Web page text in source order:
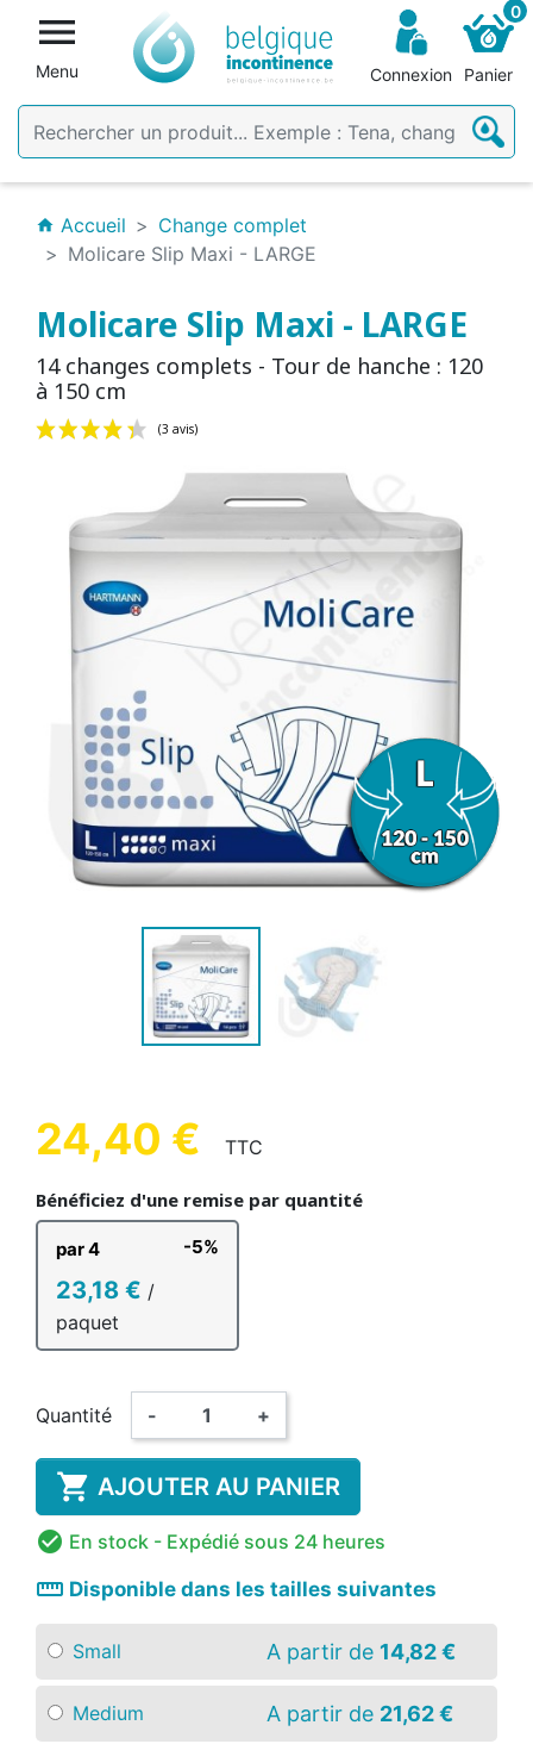

Menu Connexion
0
Panier
home Accueil
Change complet
Molicare Slip Maxi - LARGE
Molicare Slip Maxi - LARGE
14 changes complets - Tour de hanche : 120
à 150 cm
(3 avis)
24,40 € TTC
Bénéficiez d'une remise par quantité
par 4 -5%
23,18 € /
paquet
Quantité - +
 AJOUTER AU PANIER
 En stock - Expédié sous 24 heures
straighten Disponible dans les tailles suivantes
Small A partir de 14,82 €
Medium A partir de 21,62 €